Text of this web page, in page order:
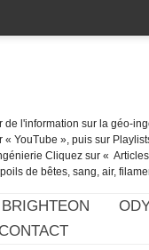
l'information sur la géo-
YouTube », puis sur
Cliquez sur «
de bêtes, sang, air,
BRIGHTEON
CONTACT